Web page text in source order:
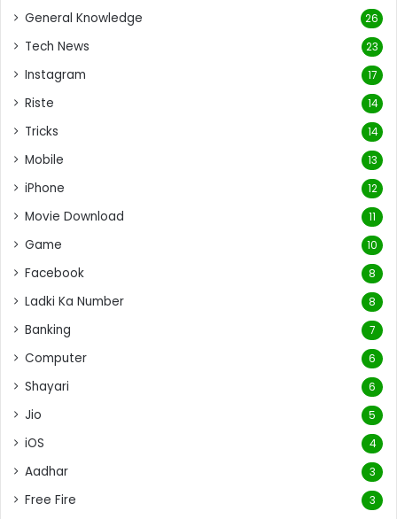
General Knowledge 26
Tech News 23
Instagram 17
Riste 14
Tricks 14
Mobile 13
iPhone 12
Movie Download 11
Game 10
Facebook 8
Ladki Ka Number 8
Banking 7
Computer 6
Shayari 6
Jio 5
iOS 4
Aadhar 3
Free Fire 3